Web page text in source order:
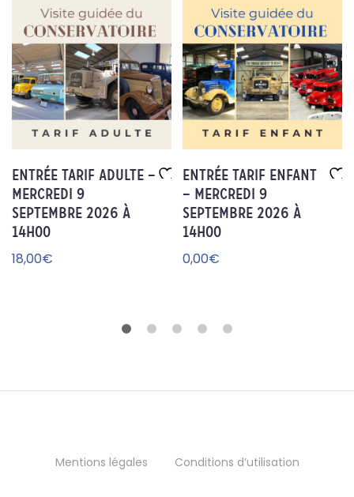
Entrée Tarif adulte –
Mercredi 9
septembre 2026 à
14h00
18,00€
Entrée Tarif enfant
– Mercredi 9
septembre 2026 à
14h00
0,00€
Mentions légales Conditions d’utilisation